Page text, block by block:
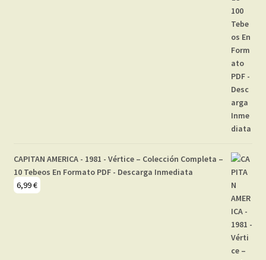
CAPITAN AMERICA - 1981 - Vértice – Colección Completa –
10 Tebeos En Formato PDF - Descarga Inmediata
6,99€